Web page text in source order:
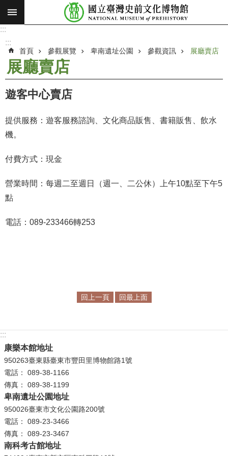
跳到主要內容區塊
搜
尋
願
使
最
消
參
觀
覽
我
便
民
服
務
性
別
平
:::
:::
首頁 參觀展覽 卑南遺址公園 參觀資訊 展廳賣店
展廳賣店
遊客中心賣店
提供服務：遊客服務諮詢、文化商品販售、書籍販售、飲水
機。
付費方式：現金
營業時間：每週二至週日（週一、二公休）上午10點至下午5
點
電話：089-233466轉253
回上一頁 回最上面
:::
康樂本館地址
950263臺東縣臺東市豐田里博物館路1號
電話： 089-38-1166
傳真： 089-38-1199
卑南遺址公園地址
950026臺東市文化公園路200號
電話： 089-23-3466
傳真： 089-23-3467
南科考古館地址